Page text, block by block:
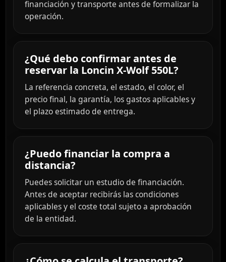
financiación y transporte antes de formalizar la
operación.
¿Qué debo confirmar antes de
reservar la Loncin X-Wolf 550L?
La referencia concreta, el estado, el color, el
precio final, la garantía, los gastos aplicables y
el plazo estimado de entrega.
¿Puedo financiar la compra a
distancia?
Puedes solicitar un estudio de financiación.
Antes de aceptar recibirás las condiciones
aplicables y el coste total sujeto a aprobación
de la entidad.